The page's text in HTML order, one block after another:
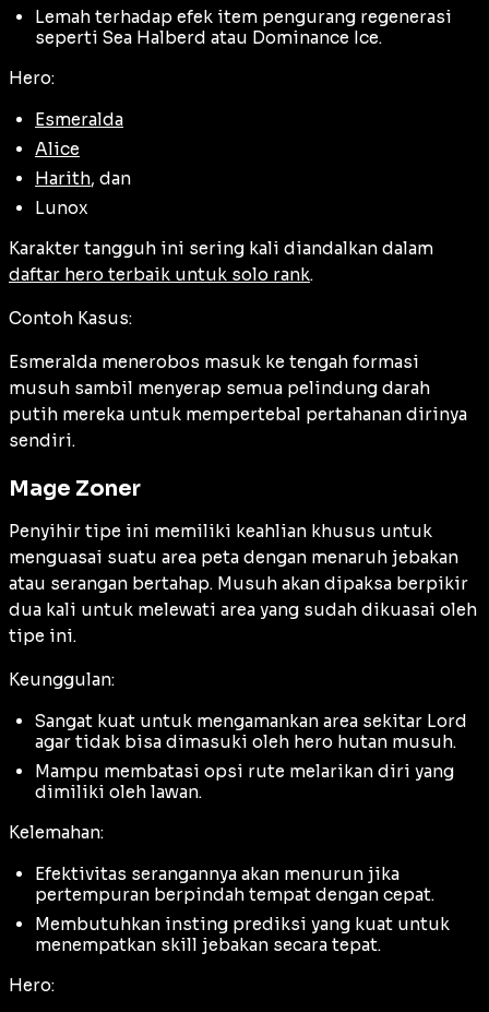
Lemah terhadap efek item pengurang regenerasi
seperti Sea Halberd atau Dominance Ice.
Hero:
Esmeralda
Alice
Harith, dan
Lunox
Karakter tangguh ini sering kali diandalkan dalam
daftar hero terbaik untuk solo rank.
Contoh Kasus:
Esmeralda menerobos masuk ke tengah formasi
musuh sambil menyerap semua pelindung darah
putih mereka untuk mempertebal pertahanan dirinya
sendiri.
Mage Zoner
Penyihir tipe ini memiliki keahlian khusus untuk
menguasai suatu area peta dengan menaruh jebakan
atau serangan bertahap. Musuh akan dipaksa berpikir
dua kali untuk melewati area yang sudah dikuasai oleh
tipe ini.
Keunggulan:
Sangat kuat untuk mengamankan area sekitar Lord
agar tidak bisa dimasuki oleh hero hutan musuh.
Mampu membatasi opsi rute melarikan diri yang
dimiliki oleh lawan.
Kelemahan:
Efektivitas serangannya akan menurun jika
pertempuran berpindah tempat dengan cepat.
Membutuhkan insting prediksi yang kuat untuk
menempatkan skill jebakan secara tepat.
Hero: